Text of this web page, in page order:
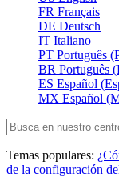
FR Français
DE Deutsch
IT Italiano
PT Português
BR Português
ES Español
MX Español
Temas populares:
de la configuración